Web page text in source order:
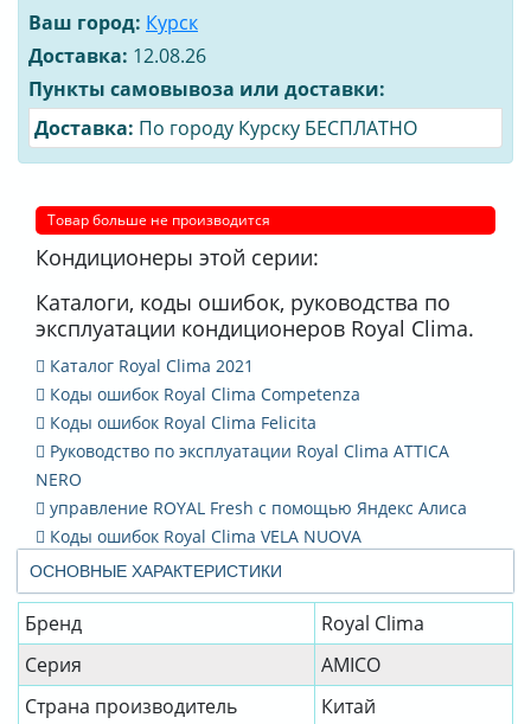
ОСНОВНЫЕ ХАРАКТЕРИСТИКИ
Бренд
Royal Clima
Серия
AMICO
Страна производитель
Китай
Ваш город: Курск
Доставка: 12.08.26
Пункты самовывоза или доставки:
Доставка: По городу Курску БЕСПЛАТНО
Товар больше не производится
Кондиционеры этой серии:
Каталоги, коды ошибок, руководства по
эксплуатации кондиционеров Royal Clima.
Каталог Royal Clima 2021
Коды ошибок Royal Clima Competenza
Коды ошибок Royal Clima Felicita
Руководство по эксплуатации Royal Clima ATTICA
NERO
управление ROYAL Fresh с помощью Яндекс Алиса
Коды ошибок Royal Clima VELA NUOVA